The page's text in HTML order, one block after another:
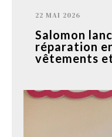
22 MAI 2026
Salomon
réparation
vêtements